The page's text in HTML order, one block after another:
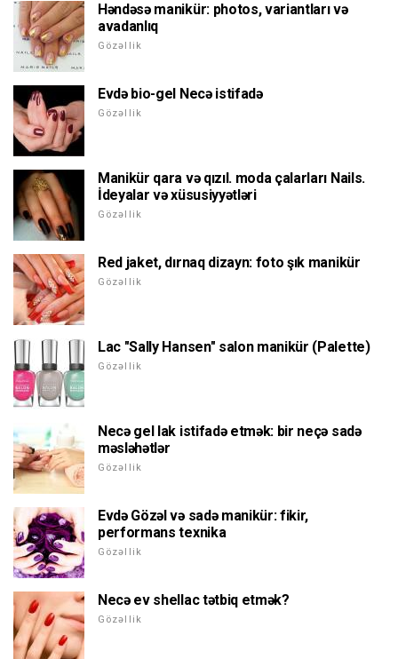
Həndəsə manikür: photos, variantları və
avadanlıq
Gözəllik
Evdə bio-gel Necə istifadə
Gözəllik
Manikür qara və qızıl. moda çalarları Nails.
İdeyalar və xüsusiyyətləri
Gözəllik
Red jaket, dırnaq dizayn: foto şık manikür
Gözəllik
Lac "Sally Hansen" salon manikür (Palette)
Gözəllik
Necə gel lak istifadə etmək: bir neçə sadə
məsləhətlər
Gözəllik
Evdə Gözəl və sadə manikür: fikir,
performans texnika
Gözəllik
Necə ev shellac tətbiq etmək?
Gözəllik